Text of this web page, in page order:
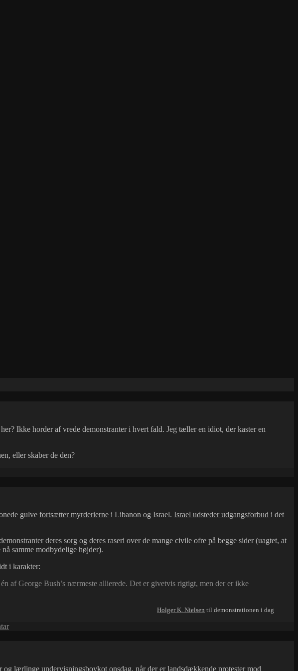
Ikke horder af vrede demonstranter i hvert fald. Jeg tæller en idiot, der kaster en
eller skaber de den?
gulve fortsætter myrderierne i Libanon og Israel. Israel udsteder udgangsforbud i det
deres sorg og deres raseri over de mange civile ofre på begge sider (uagtet, at
samme modbydelige højder).
i karakter:
af George Bush’s nærmeste allierede. Det er givetvis rigtigt, men der er ikke
Holger K. Nielsen til demonstrationen i dag
til
og lærlinge undervisningsboykot onsdag, når der er landsdækkende protester mod